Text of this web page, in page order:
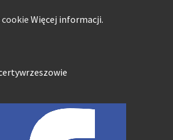
Więcej informacji.